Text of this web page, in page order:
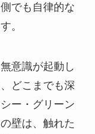
でも自律的な
。
意識が起動し
どこまでも深
ー・グリーン
壁は、触れた